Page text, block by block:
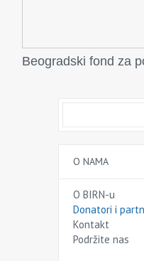
Beogradski fond za
O NAMA
O BIRN-u
Donatori i
Kontakt
Podržite nas